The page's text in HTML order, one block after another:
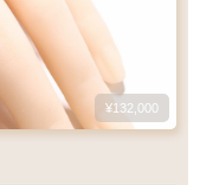
¥132,000